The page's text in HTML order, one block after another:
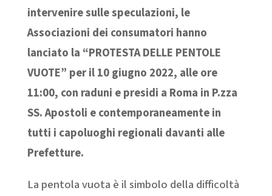
intervenire sulle speculazioni, le
Associazioni dei consumatori hanno
lanciato la “PROTESTA DELLE PENTOLE
VUOTE” per il 10 giugno 2022, alle ore
11:00, con raduni e presidi a Roma in P.zza
SS. Apostoli e contemporaneamente in
tutti i capoluoghi regionali davanti alle
Prefetture.
La pentola vuota è il simbolo della difficoltà